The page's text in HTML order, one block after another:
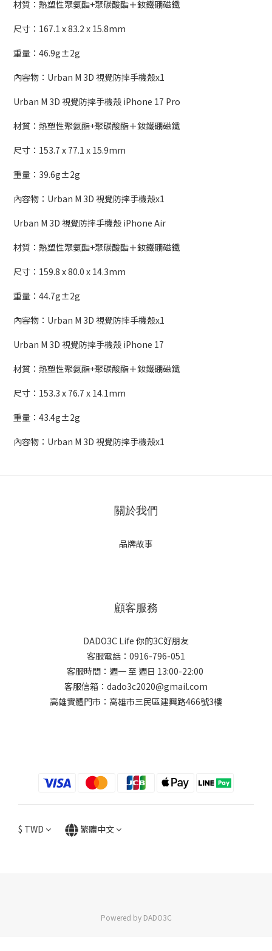
材質：熱塑性聚氨酯+聚碳酸酯＋釹鐵硼磁鐵
尺寸：167.1 x 83.2 x 15.8mm
重量：46.9g±2g
內容物：Urban M 3D 視覺防摔手機殼x1
Urban M 3D 視覺防摔手機殼 iPhone 17 Pro
材質：熱塑性聚氨酯+聚碳酸酯＋釹鐵硼磁鐵
尺寸：153.7 x 77.1 x 15.9mm
重量：39.6g±2g
內容物：Urban M 3D 視覺防摔手機殼x1
Urban M 3D 視覺防摔手機殼 iPhone Air
材質：熱塑性聚氨酯+聚碳酸酯＋釹鐵硼磁鐵
尺寸：159.8 x 80.0 x 14.3mm
重量：44.7g±2g
內容物：Urban M 3D 視覺防摔手機殼x1
Urban M 3D 視覺防摔手機殼 iPhone 17
材質：熱塑性聚氨酯+聚碳酸酯＋釹鐵硼磁鐵
尺寸：153.3 x 76.7 x 14.1mm
重量：43.4g±2g
內容物：Urban M 3D 視覺防摔手機殼x1
關於我們
品牌故事
顧客服務
DADO3C Life 你的3C好朋友
客服電話：0916-796-051
客服時間：週一 至 週日 13:00-22:00
客服信箱：dado3c2020@gmail.com
高雄實體門市：高雄市三民區建興路466號3樓
$ TWD 繁體中文
Powered by DADO3C